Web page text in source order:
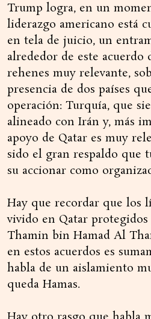
Trump logra, en un
liderazgo americano está
en tela de juicio, un
alrededor de este acuerdo
rehenes muy relevante,
presencia de dos países
operación: Turquía, que
alineado con Irán y, más
apoyo de Qatar es muy
sido el gran respaldo que
su accionar como
Hay que recordar que los
vivido en Qatar
Thamin bin Hamad Al
en estos acuerdos es
habla de un aislamiento
queda Hamas.